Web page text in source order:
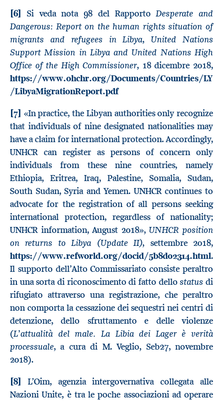
[6]
Si veda nota 98 del RapportoDesperate and
Dangerous: Report on the human rights situation of
migrants and refugees in Libya, United Nations
Support Mission in Libya and United Nations High
Office of the High Commissioner, 18 dicembre 2018,
https://www.ohchr.org/Documents/Countries/LY
/LibyaMigrationReport.pdf
[7] «In practice, the Libyan authorities only recognize
that individuals of nine designated nationalities may
have a claim for international protection. Accordingly,
UNHCR can register as persons of concern only
individuals from these nine countries, namely
Ethiopia, Eritrea, Iraq, Palestine, Somalia, Sudan,
South Sudan, Syria and Yemen. UNHCR continues to
advocate for the registration of all persons seeking
international protection, regardless of nationality;
UNHCR information, August 2018», UNHCR position
on returns to Libya (Update II), settembre 2018,
https://www.refworld.org/docid/5b8d02314.html.
Il supporto dell’Alto Commissariato consiste peraltro
in una sorta di riconoscimento di fatto dellostatus di
rifugiato attraverso una registrazione, che peraltro
non comporta la cessazione dei sequestri nei centri di
detenzione, dello sfruttamento e delle violenze
(L’attualità del male. La Libia dei Lagerè verità
processuale, a cura di M. Veglio, Seb27, novembre
2018).
[8] L’Oim, agenzia intergovernativa collegata alle
Nazioni Unite, è tra le poche associazioni ad operare